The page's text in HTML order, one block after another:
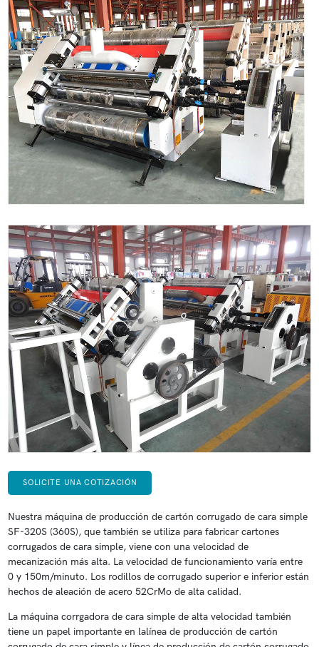
SOLICITE UNA COTIZACIÓN
Nuestra máquina de producción de cartón corrugado de cara simple
SF-320S (360S), que también se utiliza para fabricar cartones
corrugados de cara simple, viene con una velocidad de
mecanización más alta. La velocidad de funcionamiento varía entre
0 y 150m/minuto. Los rodillos de corrugado superior e inferior están
hechos de aleación de acero 52CrMo de alta calidad.
La máquina corrgadora de cara simple de alta velocidad también
tiene un papel importante en lalínea de producción de cartón